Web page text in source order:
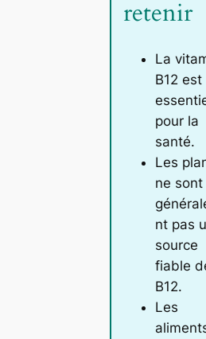
retenir
La
B12 est
pour la
santé.
Les
ne sont
nt pas
source
fiable
B12.
Les